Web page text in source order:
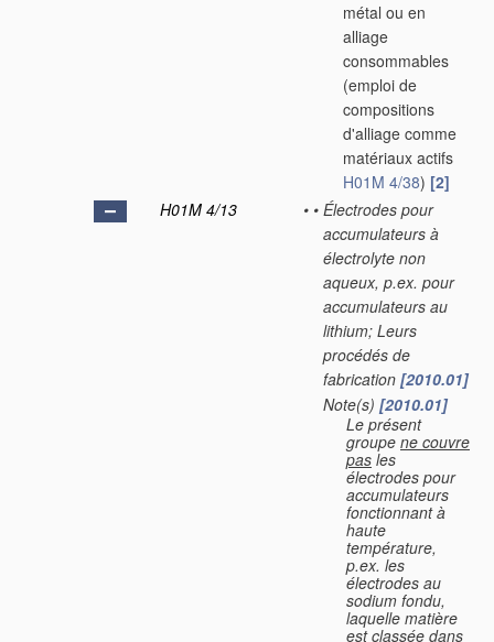
métal ou en
alliage
consommables
(emploi de
compositions
d'alliage comme
matériaux actifs
H01M 4/38) [2]
H01M 4/13
• • Électrodes pour
accumulateurs à
électrolyte non
aqueux, p.ex. pour
accumulateurs au
lithium; Leurs
procédés de
fabrication [2010.01]
Note(s) [2010.01]
Le présent
groupe ne couvre
pas les
électrodes pour
accumulateurs
fonctionnant à
haute
température,
p.ex. les
électrodes au
sodium fondu,
laquelle matière
est classée dans